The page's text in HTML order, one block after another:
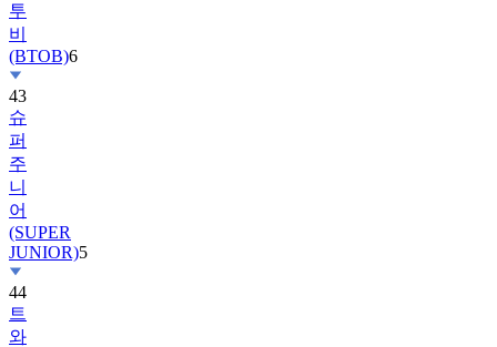
투
비
(BTOB)6
43
슈
퍼
주
니
어
(SUPER
JUNIOR)5
44
트
와